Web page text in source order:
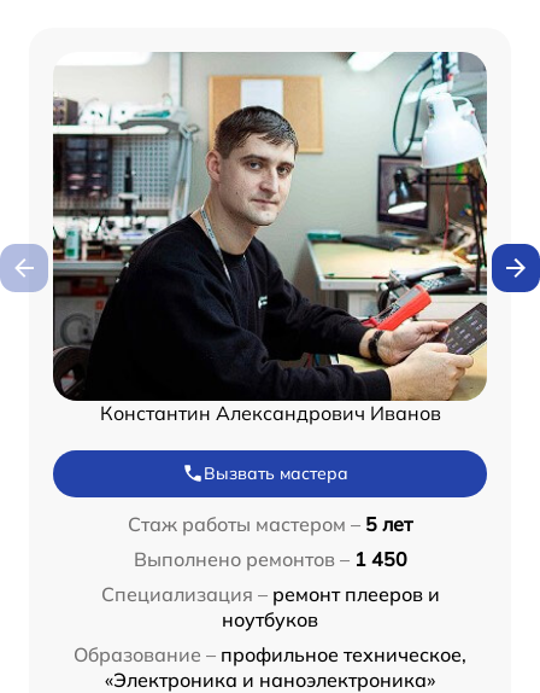
Константин Александрович Иванов
Вызвать мастера
Стаж работы мастером – 5 лет
Выполнено ремонтов – 1 450
Специализация – ремонт плееров и
ноутбуков
Образование – профильное техническое,
«Электроника и наноэлектроника»